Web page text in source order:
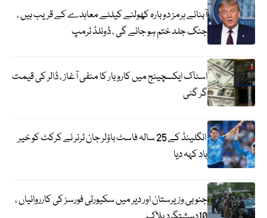
آبنائے ہرمز دوبارہ کھولنے کیلئے معاہدے کے قریب ہیں ،
جنگ جلد ختم ہو جائے گی ، ڈونلڈ ٹرمپ
اسٹاک ایکسچینج میں کاروبار کا منفی آغاز ، ڈالر کی قیمت
گر گئی
انگلینڈ کے 25 سالہ فاسٹ باؤلر جان ٹرنر نے کرکٹ کو خیر
باد کہہ دیا
جنوبی وزیرستان اور دیر میں سکیورٹی فورسز کی کارروائیاں ،